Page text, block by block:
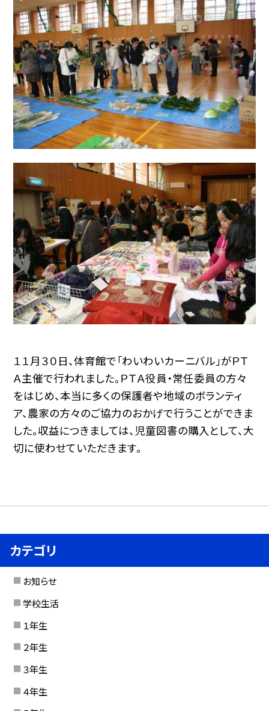
１１月３０日、体育館で「わいわいカーニバル」がＰＴ
Ａ主催で行われました。ＰＴＡ役員・常任委員の方々
をはじめ、本当に多くの保護者や地域のボランティ
ア、農家の方々のご協力のおかげで行うことができま
した。収益につきましては、児童図書の購入として、大
切に使わせていただきます。
カテゴリ
お知らせ
学校生活
１年生
２年生
３年生
４年生